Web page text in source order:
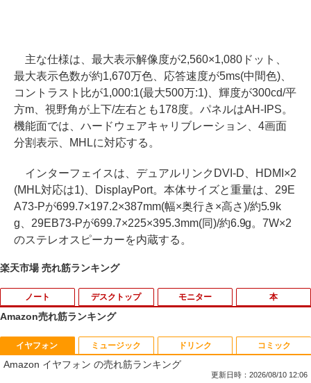
主な仕様は、最大表示解像度が2,560×1,080ドット、
最大表示色数が約1,670万色、応答速度が5ms(中間色)、
コントラスト比が1,000:1(最大500万:1)、輝度が300cd/平
方m、視野角が上下/左右とも178度。パネルはAH-IPS。
機能面では、ハードウェアキャリブレーション、4画面
分割表示、MHLに対応する。
インターフェイスは、デュアルリンクDVI-D、HDMI×2
(MHL対応は1)、DisplayPort。本体サイズと重量は、29E
A73-Pが699.7×197.2×387mm(幅×奥行き×高さ)/約5.9k
g、29EB73-Pが699.7×225×395.3mm(同)/約6.9g。7W×2
のステレオスピーカーを内蔵する。
楽天市場 売れ筋ランキング
ノート
1
【新品】Windows11 ノートパソコン off
ice付き 15.6インチワイド液晶 フルHD I
ntel Pentium GOLD 6500Y メモリ12GB
デスクトップ
1
【訳あり品】中古パソコン | NEC | Mate
MKM30B-4 | Windows11 | デスクトップ
| 一年保証 | 第8世代 | Core i5 8500 3.0
モニター
1
【BenQ公式店】BenQ ベンキュー GW2
491 23.8インチ アイケアモニター Full H
D/IPS/HDMI/DP/ブルーライト軽減プラ
本
1
永瀬廉 プレミアムBOX【初回限定版】
（仮） [ 永瀬廉 ]
Amazon売れ筋ランキング
イヤフォン
Amazon イヤフォン の売れ筋ランキング
更新日時：2026/08/10 12:06
ミュージック ドリンク コミック